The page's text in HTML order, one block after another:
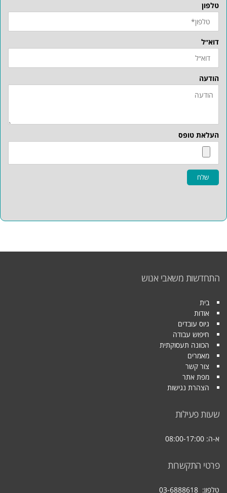
טלפון
דוא״ל
הודעה
העלאת טופס
שלח
התחדשות משאבי אנוש
בית
אודות
גיוס עובדים
חיפוש עבודה
הכוונה תעסוקתית
מאמרים
צור קשר
מפת אתר
הצהרת נגישות
שעות פעילות
א-ה: 08:00-17:00
פרטי התקשרות
טלפון: 03-6888618